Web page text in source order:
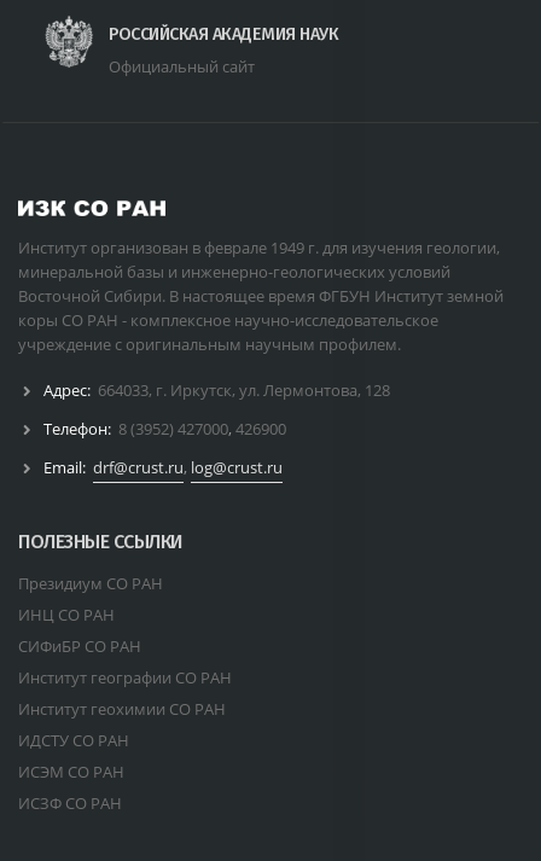
РОССИЙСКАЯ АКАДЕМИЯ НАУК
Официальный сайт
Институт организован в феврале 1949 г. для изучения геологии,
минеральной базы и инженерно-геологических условий
Восточной Сибири. В настоящее время ФГБУН Институт земной
коры СО РАН - комплексное научно-исследовательское
учреждение с оригинальным научным профилем.
Адрес: 664033, г. Иркутск, ул. Лермонтова, 128
Телефон: 8 (3952) 427000, 426900
Email: drf@crust.ru, log@crust.ru
ПОЛЕЗНЫЕ ССЫЛКИ
Президиум СО РАН
ИНЦ СО РАН
СИФиБР СО РАН
Институт географии СО РАН
Институт геохимии СО РАН
ИДСТУ СО РАН
ИСЭМ СО РАН
ИСЗФ СО РАН